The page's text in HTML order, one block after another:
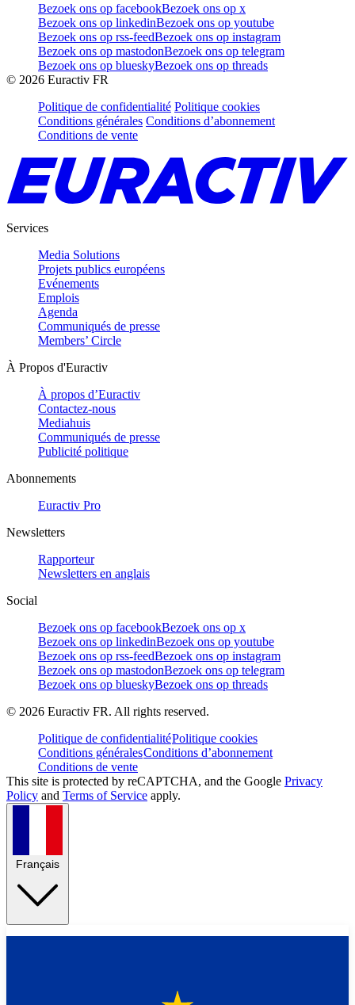
Bezoek ons op facebookBezoek ons op x
Bezoek ons op linkedinBezoek ons op youtube
Bezoek ons op rss-feedBezoek ons op instagram
Bezoek ons op mastodonBezoek ons op telegram
Bezoek ons op blueskyBezoek ons op threads
© 2026 Euractiv FR
Politique de confidentialité Politique cookies
Conditions générales Conditions d’abonnement
Conditions de vente
Services
Media Solutions
Projets publics européens
Evénements
Emplois
Agenda
Communiqués de presse
Members’ Circle
À Propos d'Euractiv
À propos d’Euractiv
Contactez-nous
Mediahuis
Communiqués de presse
Publicité politique
Abonnements
Euractiv Pro
Newsletters
Rapporteur
Newsletters en anglais
Social
Bezoek ons op facebookBezoek ons op x
Bezoek ons op linkedinBezoek ons op youtube
Bezoek ons op rss-feedBezoek ons op instagram
Bezoek ons op mastodonBezoek ons op telegram
Bezoek ons op blueskyBezoek ons op threads
© 2026 Euractiv FR. All rights reserved.
Politique de confidentialitéPolitique cookies
Conditions généralesConditions d’abonnement
Conditions de vente
This site is protected by reCAPTCHA, and the Google Privacy
Policy and Terms of Service apply.
Français